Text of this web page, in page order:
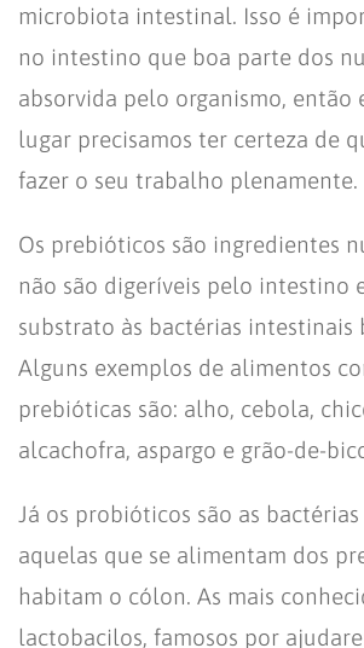
microbiota intestinal. Isso é
no intestino que boa parte dos
absorvida pelo organismo, então
lugar precisamos ter certeza de
fazer o seu trabalho plenamente.
Os prebióticos são ingredientes
não são digeríveis pelo intestino
substrato às bactérias intestinais
Alguns exemplos de alimentos
prebióticas são: alho, cebola,
alcachofra, aspargo e grão-de-
Já os probióticos são as
aquelas que se alimentam dos
habitam o cólon. As mais
lactobacilos, famosos por